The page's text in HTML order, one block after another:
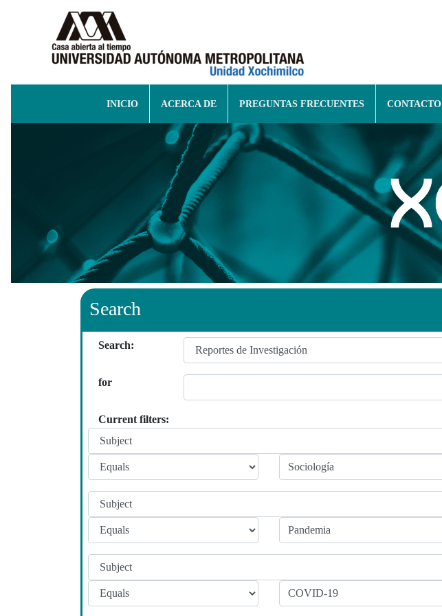
INICIO ACERCA DE PREGUNTAS FRECUENTES CONTACTO
Search
Search:
for
Current filters: